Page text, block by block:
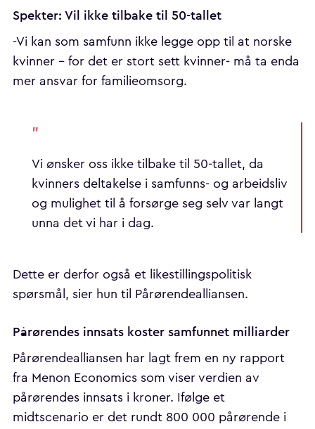
Spekter: Vil ikke tilbake til 50-tallet
-Vi kan som samfunn ikke legge opp til at norske
kvinner - for det er stort sett kvinner- må ta enda
mer ansvar for familieomsorg.
"
Vi ønsker oss ikke tilbake til 50-tallet, da
kvinners deltakelse i samfunns- og arbeidsliv
og mulighet til å forsørge seg selv var langt
unna det vi har i dag.
Dette er derfor også et likestillingspolitisk
spørsmål, sier hun til Pårørendealliansen.
Pårørendes innsats koster samfunnet milliarder
Pårørendealliansen har lagt frem en ny rapport
fra Menon Economics som viser verdien av
pårørendes innsats i kroner. Ifølge et
midtscenario er det rundt 800 000 pårørende i